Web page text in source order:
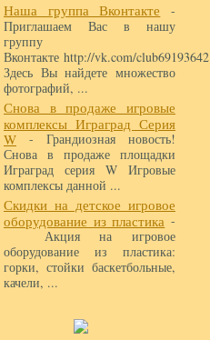
Наша группа Вконтакте -
Приглашаем Вас в нашу
группу
Вконтакте http://vk.com/club69193642
Здесь Вы найдете множество
фотографий, ...
Снова в продаже игровые
комплексы Играград Серия
W - Грандиозная новость!
Снова в продаже площадки
Играград серия W Игровые
комплексы данной ...
Скидки на детское игровое
оборудование из пластика -
Акция на игровое
оборудование из пластика:
горки, стойки баскетбольные,
качели, ...